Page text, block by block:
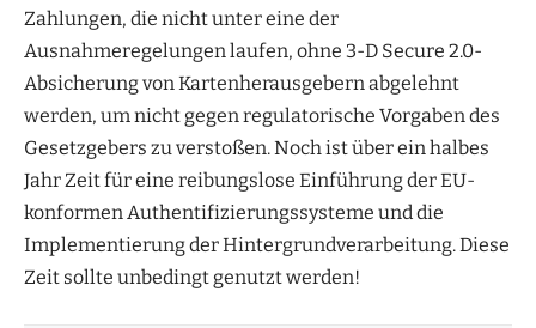
Zahlungen, die nicht unter eine der
Ausnahmeregelungen laufen, ohne 3-D Secure 2.0-
Absicherung von Kartenherausgebern abgelehnt
werden, um nicht gegen regulatorische Vorgaben des
Gesetzgebers zu verstoßen. Noch ist über ein halbes
Jahr Zeit für eine reibungslose Einführung der EU-
konformen Authentifizierungssysteme und die
Implementierung der Hintergrundverarbeitung. Diese
Zeit sollte unbedingt genutzt werden!